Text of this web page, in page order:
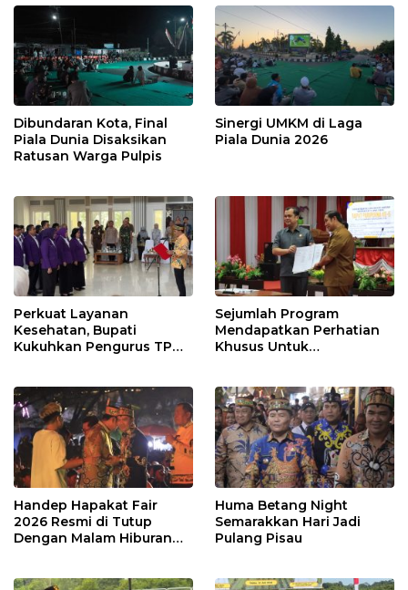
Dibundaran Kota, Final
Piala Dunia Disaksikan
Ratusan Warga Pulpis
Sinergi UMKM di Laga
Piala Dunia 2026
Perkuat Layanan
Kesehatan, Bupati
Kukuhkan Pengurus TP
Sejumlah Program
Mendapatkan Perhatian
Khusus Untuk
Handep Hapakat Fair
2026 Resmi di Tutup
Dengan Malam Hiburan
Huma Betang Night
Semarakkan Hari Jadi
Pulang Pisau